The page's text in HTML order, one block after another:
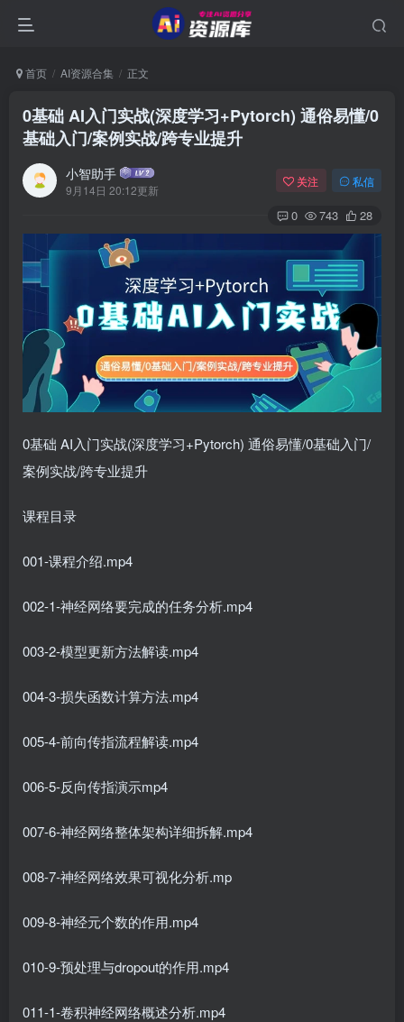
首页 AI资源合集 正文
0基础 AI入门实战(深度学习+Pytorch) 通俗易懂/0
基础入门/案例实战/跨专业提升
小智助手
9月14日 20:12更新
关注 私信
0 743 28
0基础 AI入门实战(深度学习+Pytorch) 通俗易懂/0基础入门/
案例实战/跨专业提升
课程目录
001-课程介绍.mp4
002-1-神经网络要完成的任务分析.mp4
003-2-模型更新方法解读.mp4
004-3-损失函数计算方法.mp4
005-4-前向传指流程解读.mp4
006-5-反向传指演示mp4
007-6-神经网络整体架构详细拆解.mp4
008-7-神经网络效果可视化分析.mp
009-8-神经元个数的作用.mp4
010-9-预处理与dropout的作用.mp4
011-1-卷积神经网络概述分析.mp4